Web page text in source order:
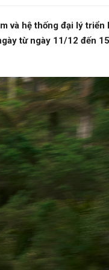
và hệ thống đại lý triển
từ ngày 11/12 đến